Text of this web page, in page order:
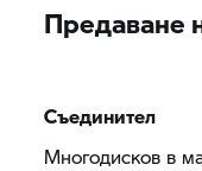
Предаване
Съединител
Многодисков в